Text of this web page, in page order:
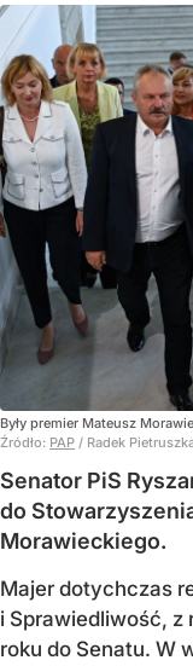
Były premier Mateusz
Źródło: PAP / Radek
Senator PiS
do
Morawieckiego.
Majer dotychczas
i Sprawiedliwość, z
roku do Senatu. W